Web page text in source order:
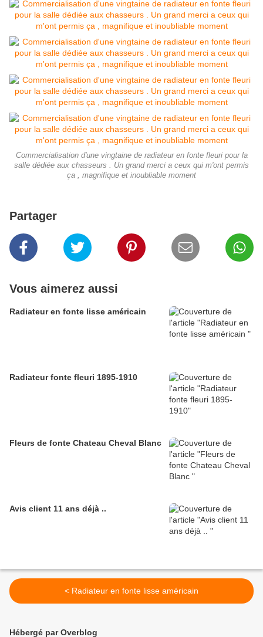
Commercialisation d'une vingtaine de radiateur en fonte fleuri pour la
salle dédiée aux chasseurs . Un grand merci a ceux qui m'ont permis
ça , magnifique et inoubliable moment
Partager
Vous aimerez aussi
Radiateur en fonte lisse américain
Radiateur fonte fleuri 1895-1910
Fleurs de fonte Chateau Cheval Blanc
Avis client 11 ans déjà ..
< Radiateur en fonte lisse américain
Hébergé par Overblog